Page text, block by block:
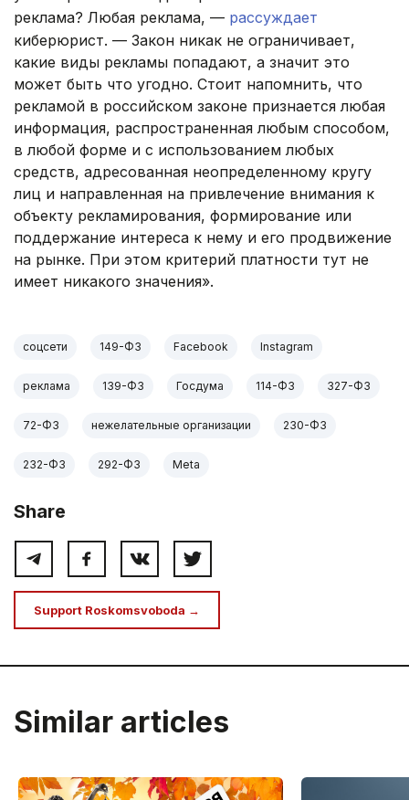
реклама? Любая реклама, — рассуждает
киберюрист. — Закон никак не ограничивает,
какие виды рекламы попадают, а значит это
может быть что угодно. Стоит напомнить, что
рекламой в российском законе признается любая
информация, распространенная любым способом,
в любой форме и с использованием любых
средств, адресованная неопределенному кругу
лиц и направленная на привлечение внимания к
объекту рекламирования, формирование или
поддержание интереса к нему и его продвижение
на рынке. При этом критерий платности тут не
имеет никакого значения».
соцсети 149-ФЗ Facebook Instagram
реклама 139-ФЗ Госдума 114-ФЗ 327-ФЗ
72-ФЗ нежелательные организации 230-ФЗ
232-ФЗ 292-ФЗ Meta
Share
Support Roskomsvoboda →
Similar articles